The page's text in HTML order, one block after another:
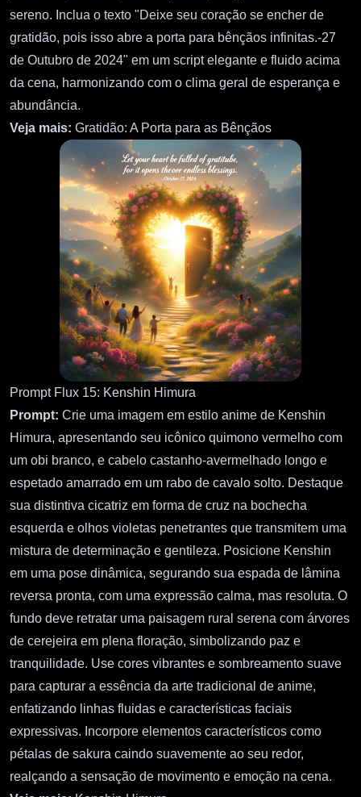
sereno. Inclua o texto "Deixe seu coração se encher de
gratidão, pois isso abre a porta para bênçãos infinitas.-27
de Outubro de 2024" em um script elegante e fluido acima
da cena, harmonizando com o clima geral de esperança e
abundância.
Veja mais: Gratidão: A Porta para as Bênçãos
Prompt Flux 15: Kenshin Himura
Prompt: Crie uma imagem em estilo anime de Kenshin
Himura, apresentando seu icônico quimono vermelho com
um obi branco, e cabelo castanho-avermelhado longo e
espetado amarrado em um rabo de cavalo solto. Destaque
sua distintiva cicatriz em forma de cruz na bochecha
esquerda e olhos violetas penetrantes que transmitem uma
mistura de determinação e gentileza. Posicione Kenshin
em uma pose dinâmica, segurando sua espada de lâmina
reversa pronta, com uma expressão calma, mas resoluta. O
fundo deve retratar uma paisagem rural serena com árvores
de cerejeira em plena floração, simbolizando paz e
tranquilidade. Use cores vibrantes e sombreamento suave
para capturar a essência da arte tradicional de anime,
enfatizando linhas fluidas e características faciais
expressivas. Incorpore elementos característicos como
pétalas de sakura caindo suavemente ao seu redor,
realçando a sensação de movimento e emoção na cena.